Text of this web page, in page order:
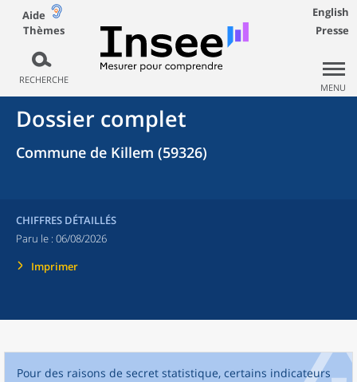
Aide
Thèmes
RECHERCHE
English
Presse
MENU
Dossier complet
Commune de Killem (59326)
CHIFFRES DÉTAILLÉS
Paru le : 06/08/2026
Imprimer
Pour des raisons de secret statistique, certains indicateurs